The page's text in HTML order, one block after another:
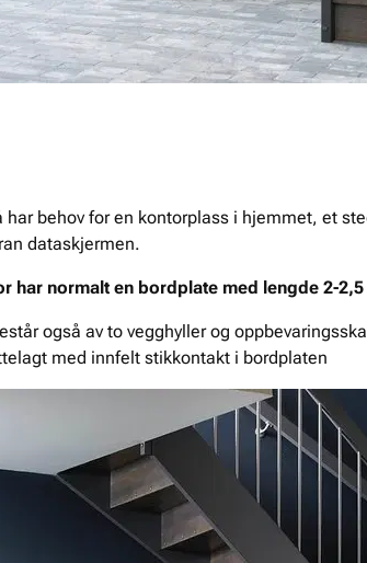
har behov for en kontorplass i hjemmet, et
dataskjermen.
har normalt en bordplate med lengde 2-
også av to vegghyller og
med innfelt stikkontakt i bordplaten